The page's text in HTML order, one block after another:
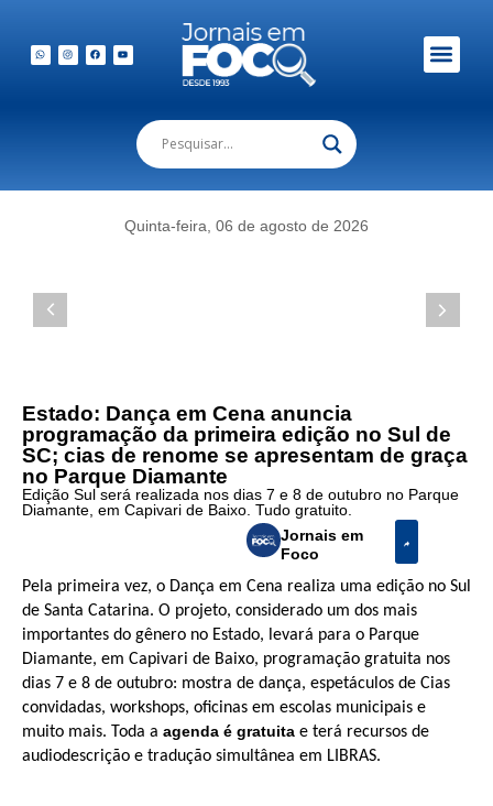
Quinta-feira, 06 de agosto de 2026
Estado: Dança em Cena anuncia
programação da primeira edição no Sul de
SC; cias de renome se apresentam de graça
no Parque Diamante
Edição Sul será realizada nos dias 7 e 8 de outubro no Parque
Diamante, em Capivari de Baixo. Tudo gratuito.
Jornais em
Foco
Pela primeira vez, o Dança em Cena realiza uma edição no Sul
de Santa Catarina. O projeto, considerado um dos mais
importantes do gênero no Estado, levará para o Parque
Diamante, em Capivari de Baixo, programação gratuita nos
dias 7 e 8 de outubro: mostra de dança, espetáculos de Cias
convidadas, workshops, oficinas em escolas municipais e
muito mais. Toda a agenda é gratuita e terá recursos de
audiodescrição e tradução simultânea em LIBRAS.